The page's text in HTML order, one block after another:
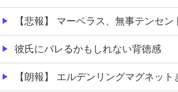
【悲報】 マーベラス、無事テンセ
彼氏にバレるかもしれない背徳感
【朗報】 エルデンリングマグネッ